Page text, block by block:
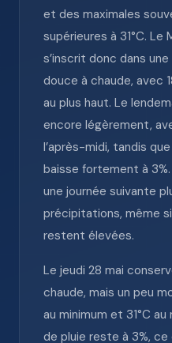
et des maximales
supérieures à 31°C. Le
s’inscrit donc dans
douce à chaude, avec
au plus haut. Le
encore légèrement,
l’après-midi, tandis
baisse fortement à
une journée suivante
précipitations, même
restent élevées.
Le jeudi 28 mai
chaude, mais un peu
au minimum et 31°C
de pluie reste à 3%,